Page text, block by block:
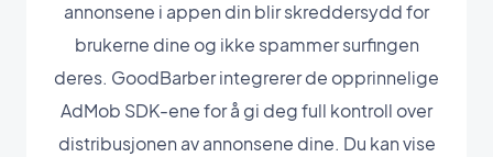
annonsene i appen din blir skreddersydd for
brukerne dine og ikke spammer surfingen
deres. GoodBarber integrerer de opprinnelige
AdMob SDK-ene for å gi deg full kontroll over
distribusjonen av annonsene dine. Du kan vise